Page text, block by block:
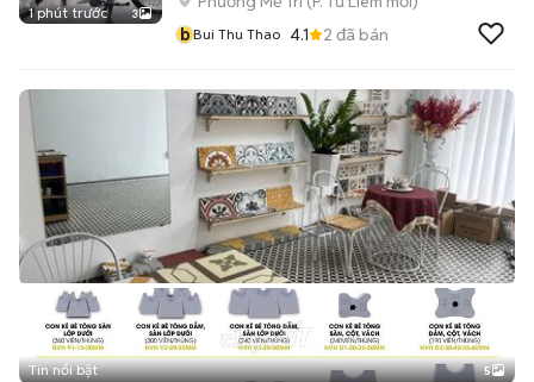
1 phút trước 3
bBui Thu Thao 4.1 2 đã bán
Tin nổi bật 5